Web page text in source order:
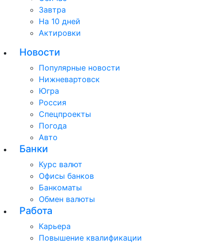
Завтра
На 10 дней
Актировки
Новости
Популярные новости
Нижневартовск
Югра
Россия
Спецпроекты
Погода
Авто
Банки
Курс валют
Офисы банков
Банкоматы
Обмен валюты
Работа
Карьера
Повышение квалификации